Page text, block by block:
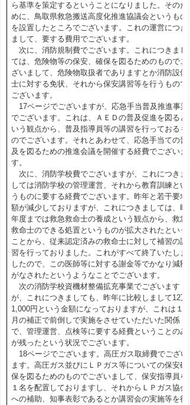
ら基準を策定するということになりました。そのた
めに、鳥取県救急搬送高度化推進協議会というもの
を設置したところでございます。これの運営につき
まして、要する費用でございます。
次に、消防規制費でございます。これにつきまし
ては、危険物等の保安、確保を図るためのものでご
ざいまして、危険物取扱者でありますとか消防設備
士に対する免状、それから保安講習等を行うもので
ございます。
17ページでございますが、応急手当普及推進事業
でございます。これは、ＡＥＤの普及促進を図ると
いう観点から、普及指導員等の講習を行っておるも
のでございます。それとあわせて、応急手当ての普
及を図るための推進会議を開催する経費でございま
す。
次に、消防学校費でございますが、これにつきま
しては消防学校の管理運営、それから教育訓練とい
うものに要する経費でございます。昨年と若干要求
額が減少しておりますが、これにつきましては、昨
年度までは救急救命士の養成という観点から、救急
救命士のできる処置というものが拡大されたという
ことから、従来認定済みの救命士に対して補習の講
習を行っておりました。これがすべて終了いたしま
したので、この医師等に対する謝金等でかなり減額
がなされたというようなことでございます。
次の消防学校資機材整備拡充事業でございます
が、これにつきましても、昨年に比較しまして12万
1,000円という金額になっておりますが、これは１
月の補正で前倒しで実施をさせていただいた関係
で、管理運営、点検等に要する経費ということのみ
が残ったという状況でございます。
18ページでございます。高圧ガス取締費でござい
ます。高圧ガス並びにＬＰガス等についての保安確
保を図るためのものでございまして、保安指導員を
１名を配置しておりますし、それからＬＰガス協会
への補助、知事表彰であるとか講習会の実施等を行